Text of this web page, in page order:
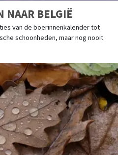
NAAR BELGIË
van de boerinnenkalender tot
schoonheden, maar nog nooit